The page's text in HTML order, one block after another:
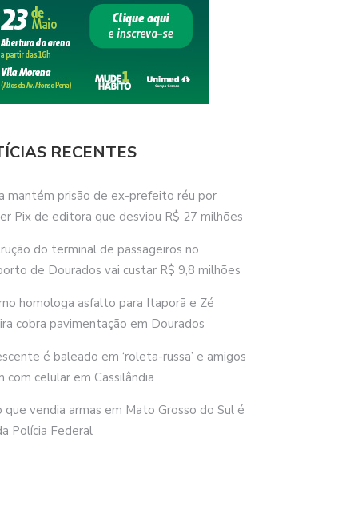
RECENTES
mantém prisão de ex-prefeito réu por
Pix de editora que desviou R$ 27 milhões
do terminal de passageiros no
de Dourados vai custar R$ 9,8 milhões
homologa asfalto para Itaporã e Zé
cobra pavimentação em Dourados
é baleado em ‘roleta-russa’ e amigos
com celular em Cassilândia
que vendia armas em Mato Grosso do Sul é
Polícia Federal